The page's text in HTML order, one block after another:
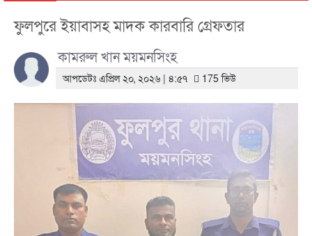
ফুলপুরে ইয়াবাসহ মাদক কারবারি গ্রেফতার
কামরুল খান ময়মনসিংহ
আপডেটঃ এপ্রিল ২০, ২০২৬ | ৪:৫৭ 175 ভিউ